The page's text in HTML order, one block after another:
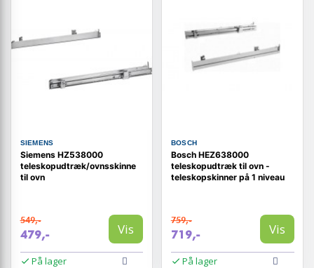
SIEMENS
Siemens HZ538000
teleskopudtræk/ovnsskinne
til ovn
549,-
479,- Vis
På lager
BOSCH
Bosch HEZ638000
teleskopudtræk til ovn -
teleskopskinner på 1 niveau
759,-
719,- Vis
På lager